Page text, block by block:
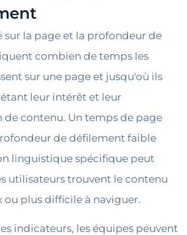
sur la page et la profondeur de
combien de temps les
sur une page et jusqu'où ils
leur intérêt et leur
contenu. Un temps de page
de défilement faible
linguistique spécifique peut
utilisateurs trouvent le contenu
ou plus difficile à naviguer.
indicateurs, les équipes peuvent